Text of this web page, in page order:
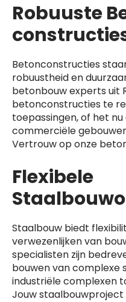
Robuuste
Betonconstructies
robuustheid en
betonbouw experts uit
betonconstructies te
toepassingen, of het
commerciële
Vertrouw op onze
Flexibele
Staalbouw biedt
verwezenlijken van
specialisten zijn
bouwen van complexe
industriële complexen
Jouw